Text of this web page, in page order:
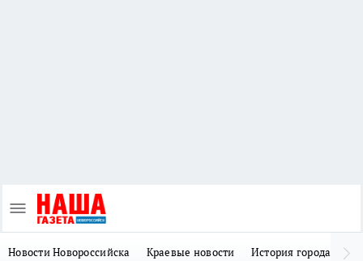
Новости Новороссийска Краевые новости История города Н